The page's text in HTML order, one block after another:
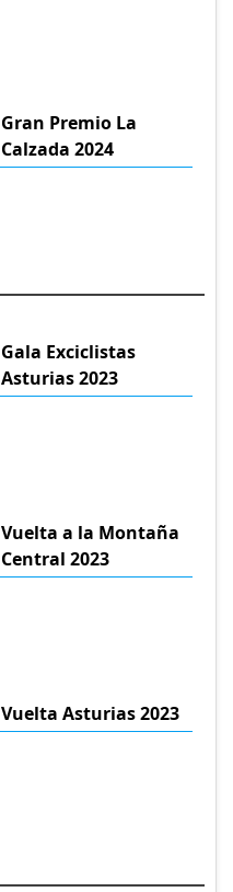
Gran Premio La
Calzada 2024
Gala Exciclistas
Asturias 2023
Vuelta a la Montaña
Central 2023
Vuelta Asturias 2023